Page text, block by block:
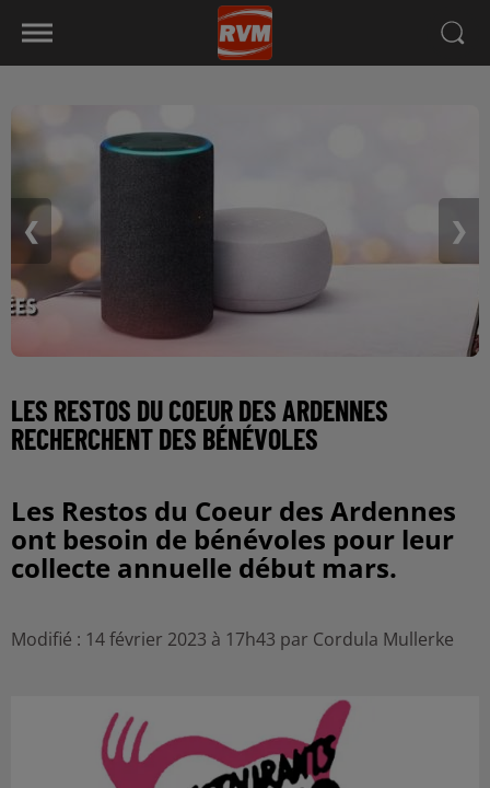
❮ ❯
LES RESTOS DU COEUR DES ARDENNES
RECHERCHENT DES BÉNÉVOLES
Les Restos du Coeur des Ardennes
ont besoin de bénévoles pour leur
collecte annuelle début mars.
Modifié : 14 février 2023 à 17h43 par Cordula Mullerke